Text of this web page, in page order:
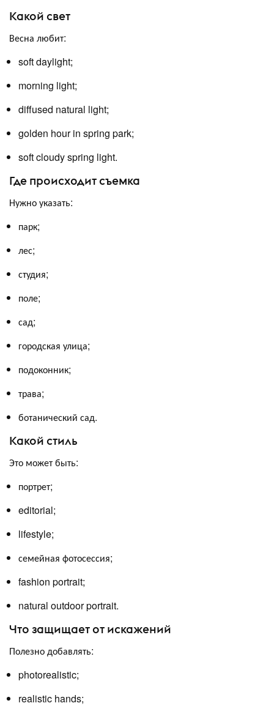
Какой свет
Весна любит:
soft daylight;
morning light;
diffused natural light;
golden hour in spring park;
soft cloudy spring light.
Где происходит съемка
Нужно указать:
парк;
лес;
студия;
поле;
сад;
городская улица;
подоконник;
трава;
ботанический сад.
Какой стиль
Это может быть:
портрет;
editorial;
lifestyle;
семейная фотосессия;
fashion portrait;
natural outdoor portrait.
Что защищает от искажений
Полезно добавлять:
photorealistic;
realistic hands;